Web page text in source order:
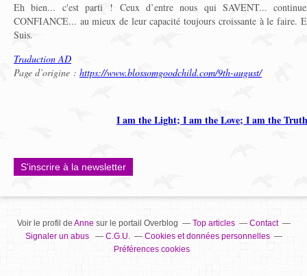
Eh bien... c'est parti ! Ceux d’entre nous qui SAVENT...
CONFIANCE... au mieux de leur capacité toujours croissante à le faire.
Suis.
Traduction AD
Page d’origine : https://www.blossomgoodchild.com/9th-august/
I am the Light; I am the Love; I am the
S'inscrire à la newsletter
Voir le profil de Annesur le portail Overblog Top articles
Contact
Signaler un abus
C.G.U.
Cookies et données personnelles
Préférences cookies